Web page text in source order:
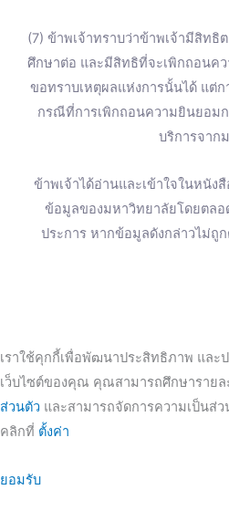
(7) ข้าพเจ้าทราบว่าข้าพเจ้ามีสิท
ศึกษาต่อ และมีสิทธิที่จะเพิกถอนค
ขอทราบเหตุผลแห่งการนั้นได้ แต่
กรณีที่การเพิกถอนความยินยอม
บริการจาก
ข้าพเจ้าได้อ่านและเข้าใจในหนั
ข้อมูลของมหาวิทยาลัยโดยตลอ
ประการ หากข้อมูลดังกล่าวไม่ถู
เราใช้คุกกี้เพื่อพัฒนาประสิทธิภาพ และ
เว็บไซต์ของคุณ คุณสามารถศึกษารายล
ส่วนตัว และสามารถจัดการความเป็นส่
คลิกที่ ตั้งค่า
ยอมรับ